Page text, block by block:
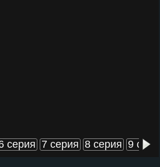
серия 7 серия 8 серия 9 серия